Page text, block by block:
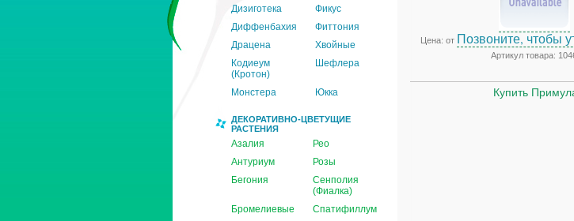
Дизиготека
Фикус
Диффенбахия
Фиттония
Драцена
Хвойные
Кодиеум
(Кротон)
Шефлера
Монстера Юкка
ДЕКОРАТИВНО-ЦВЕТУЩИЕ
РАСТЕНИЯ
Азалия
Рео
Антуриум
Розы
Бегония
Сенполия
(Фиалка)
Бромелиевые
Спатифиллум
Цена: от Позвоните, чтобы
Артикул товара:
Купить